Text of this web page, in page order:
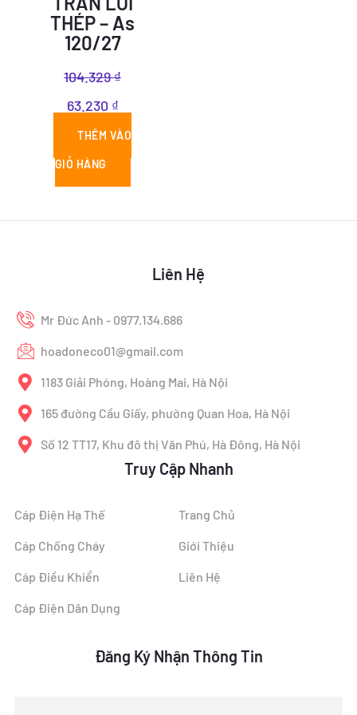
THÉP – As
120/27
104.329₫
63.230 ₫
THÊM VÀO
GIỎ HÀNG
Liên Hệ
Mr Đức Anh - 0977.134.686
hoadoneco01@gmail.com
1183 Giải Phóng, Hoàng Mai, Hà Nội
165 đường Cầu Giấy, phường Quan Hoa, Hà Nội
Số 12 TT17, Khu đô thị Văn Phú, Hà Đông, Hà Nội
Truy Cập Nhanh
Cáp Điện Hạ Thế
Cáp Chống Cháy
Cáp Điều Khiển
Cáp Điện Dân Dụng
Trang Chủ
Giới Thiệu
Liên Hệ
Đăng Ký Nhận Thông Tin